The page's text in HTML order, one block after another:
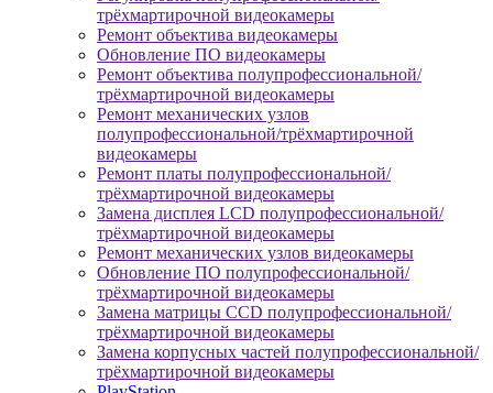
трёхмартирочной видеокамеры
Ремонт объектива видеокамеры
Обновление ПО видеокамеры
Ремонт объектива полупрофессиональной/
трёхмартирочной видеокамеры
Ремонт механических узлов
полупрофессиональной/трёхмартирочной
видеокамеры
Ремонт платы полупрофессиональной/
трёхмартирочной видеокамеры
Замена дисплея LCD полупрофессиональной/
трёхмартирочной видеокамеры
Ремонт механических узлов видеокамеры
Обновление ПО полупрофессиональной/
трёхмартирочной видеокамеры
Замена матрицы CCD полупрофессиональной/
трёхмартирочной видеокамеры
Замена корпусных частей полупрофессиональной/
трёхмартирочной видеокамеры